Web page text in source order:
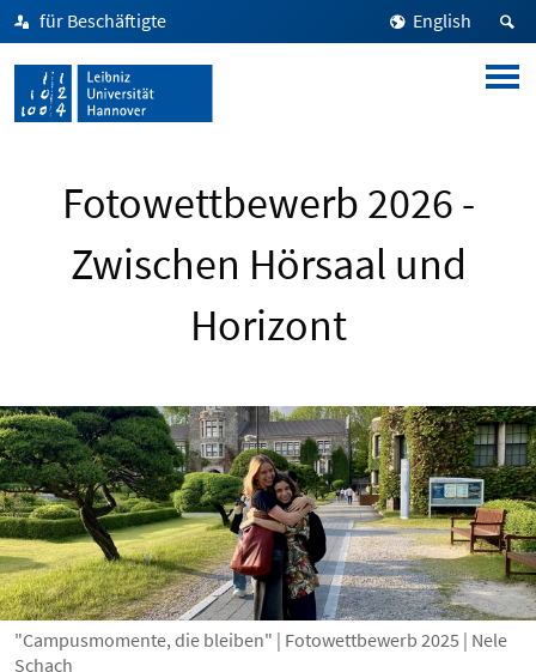
für Beschäftigte English
Fotowettbewerb 2026 -
Zwischen Hörsaal und
Horizont
"Campusmomente, die bleiben" | Fotowettbewerb 2025 | Nele
Schach